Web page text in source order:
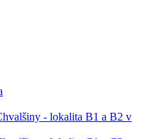
- lokalita B1 a B2 v